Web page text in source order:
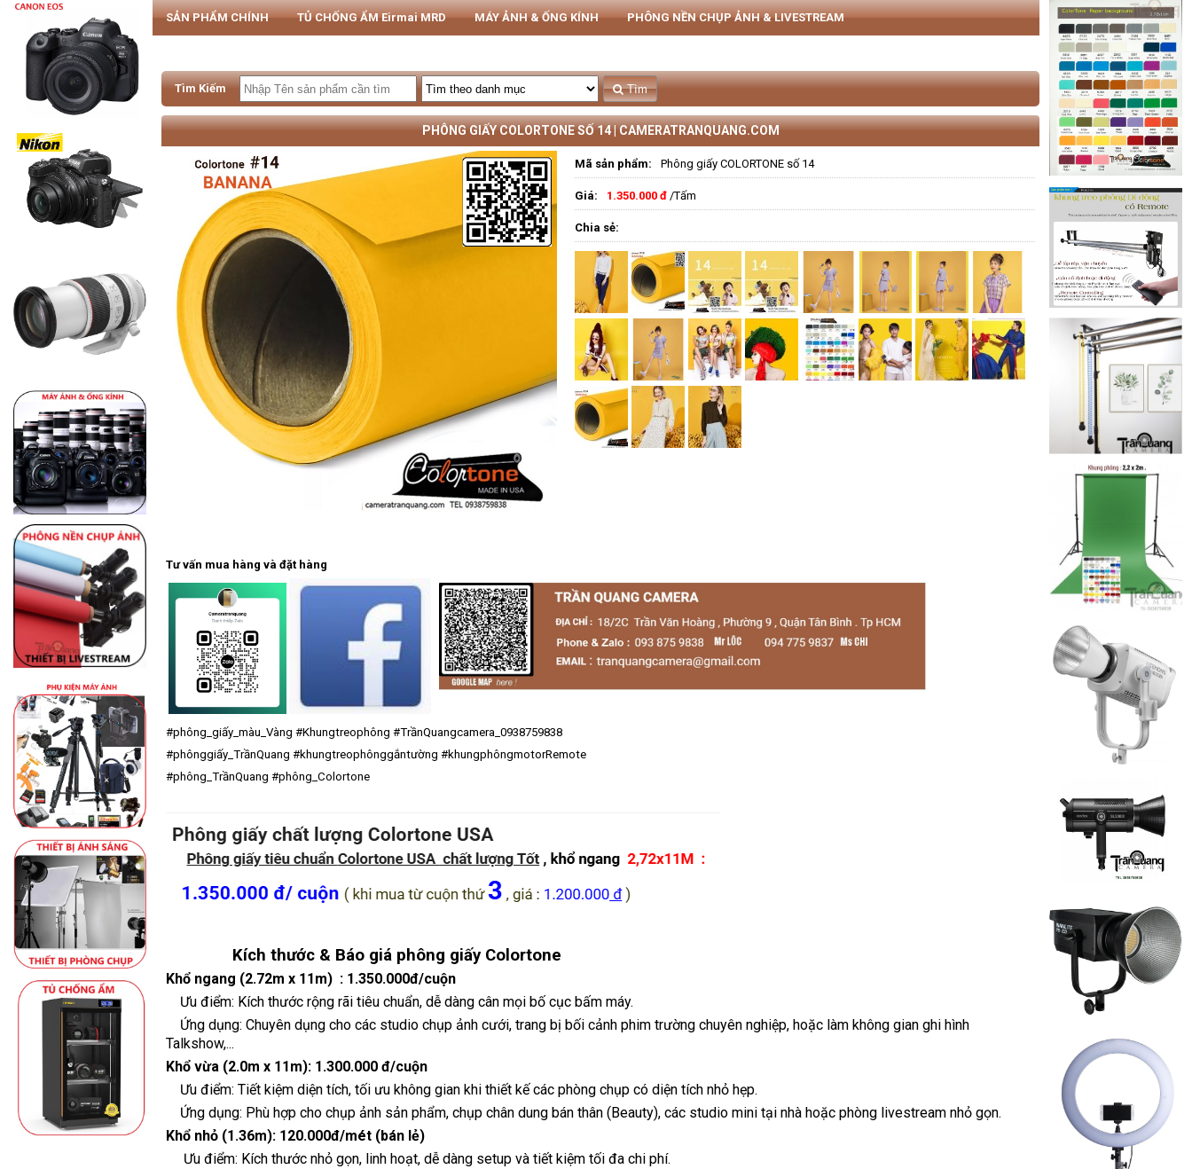
SẢN PHẨM CHÍNH TỦ CHỐNG ẨM Eirmai MRD MÁY ẢNH & ỐNG KÍNH PHÔNG NỀN CHỤP ẢNH & LIVESTREAM
Tìm Kiếm Tìm
PHÔNG GIẤY COLORTONE SỐ 14 | CAMERATRANQUANG.COM
Mã sản phẩm: Phông giấy COLORTONE số 14
Giá: 1.350.000 đ /Tấm
Chia sẻ:
Tư vấn mua hàng và đặt hàng
#phông_giấy_màu_Vàng #Khungtreophông #TrầnQuangcamera_0938759838
#phônggiấy_TrầnQuang #khungtreophônggắntường #khungphôngmotorRemote
#phông_TrầnQuang #phông_Colortone
Kích thước & Báo giá phông giấy Colortone
Khổ ngang (2.72m x 11m) : 1.350.000đ/cuộn
Ưu điểm: Kích thước rộng rãi tiêu chuẩn, dễ dàng cân mọi bố cục bấm máy.
Ứng dụng: Chuyên dụng cho các studio chụp ảnh cưới, trang bị bối cảnh phim trường chuyên nghiệp, hoặc làm không gian ghi hình
Talkshow,...
Khổ vừa (2.0m x 11m): 1.300.000 đ/cuộn
Ưu điểm: Tiết kiệm diện tích, tối ưu không gian khi thiết kế các phòng chụp có diện tích nhỏ hẹp.
Ứng dụng: Phù hợp cho chụp ảnh sản phẩm, chụp chân dung bán thân (Beauty), các studio mini tại nhà hoặc phòng livestream nhỏ gọn.
Khổ nhỏ (1.36m): 120.000đ/mét (bán lẻ)
Ưu điểm: Kích thước nhỏ gọn, linh hoạt, dễ dàng setup và tiết kiệm tối đa chi phí.